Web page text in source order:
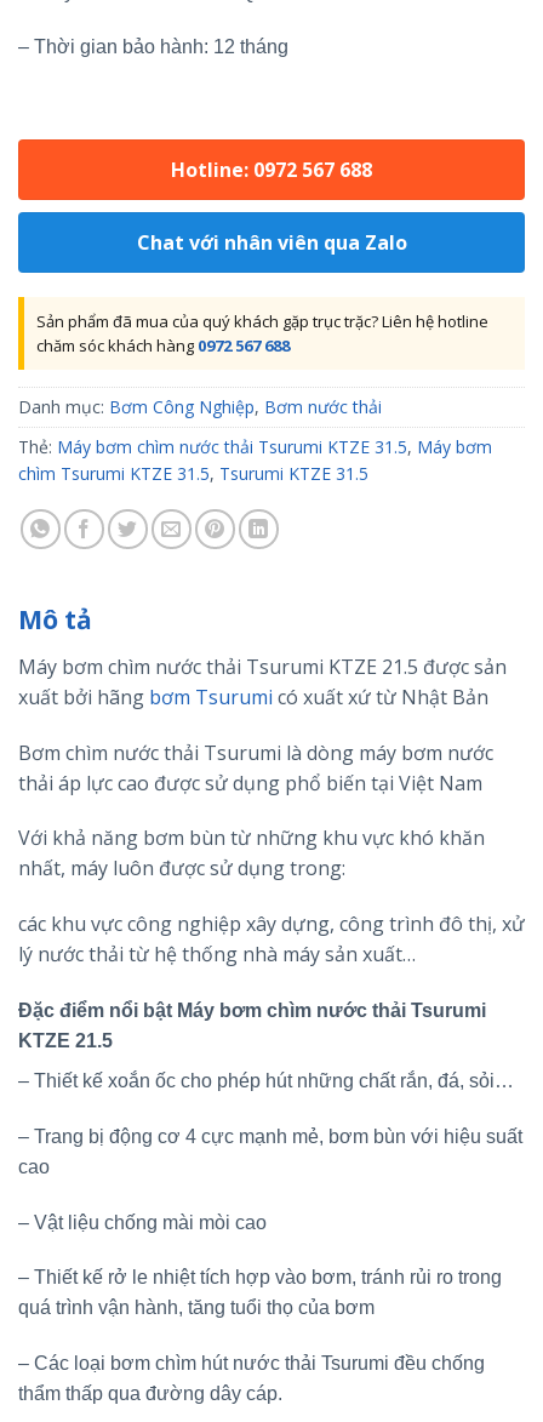
– Thời gian bảo hành: 12 tháng
Hotline: 0972 567 688
Chat với nhân viên qua Zalo
Sản phẩm đã mua của quý khách gặp trục trặc? Liên hệ hotline
chăm sóc khách hàng 0972 567 688
Danh mục: Bơm Công Nghiệp, Bơm nước thải
Thẻ: Máy bơm chìm nước thải Tsurumi KTZE 31.5, Máy bơm
chìm Tsurumi KTZE 31.5, Tsurumi KTZE 31.5
Mô tả
Máy bơm chìm nước thải Tsurumi KTZE 21.5 được sản
xuất bởi hãng bơm Tsurumi có xuất xứ từ Nhật Bản
Bơm chìm nước thải Tsurumi là dòng máy bơm nước
thải áp lực cao được sử dụng phổ biến tại Việt Nam
Với khả năng bơm bùn từ những khu vực khó khăn
nhất, máy luôn được sử dụng trong:
các khu vực công nghiệp xây dựng, công trình đô thị, xử
lý nước thải từ hệ thống nhà máy sản xuất…
Đặc điểm nổi bật Máy bơm chìm nước thải Tsurumi
KTZE 21.5
– Thiết kế xoắn ốc cho phép hút những chất rắn, đá, sỏi…
– Trang bị động cơ 4 cực mạnh mẻ, bơm bùn với hiệu suất
cao
– Vật liệu chống mài mòi cao
– Thiết kế rở le nhiệt tích hợp vào bơm, tránh rủi ro trong
quá trình vận hành, tăng tuổi thọ của bơm
– Các loại bơm chìm hút nước thải Tsurumi đều chống
thẩm thấp qua đường dây cáp.